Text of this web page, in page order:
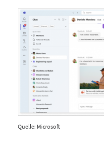
Quelle: Microsoft